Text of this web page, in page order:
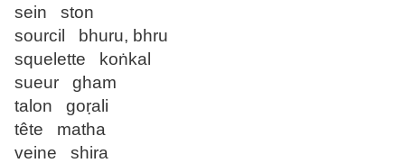
sein ston
sourcil bhuru, bhru
squelette koṅkal
sueur gham
talon goṛali
tête matha
veine shira